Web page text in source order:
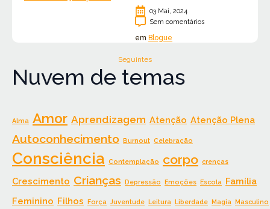
03 Mai, 2024
Sem comentários
em Blogue
Seguintes
Nuvem de temas
Alma Amor Aprendizagem Atenção Atenção Plena
Autoconhecimento Burnout Celebração
Consciência Contemplação corpo crenças
Crescimento Crianças Depressão Emoções Escola
Família
Feminino Filhos Força Juventude Leitura Liberdade Magia Masculino